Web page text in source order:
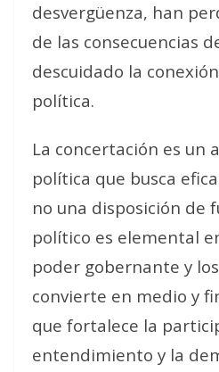
desvergüenza, han
de las consecuencias
descuidado la
política.
La concertación es un
política que busca
no una disposición de
político es elemental
poder gobernante y
convierte en medio y
que fortalece la
entendimiento y la